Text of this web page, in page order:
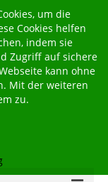
um die
Cookies helfen
indem sie
Zugriff auf sichere
kann ohne
Mit der weiteren
zu.